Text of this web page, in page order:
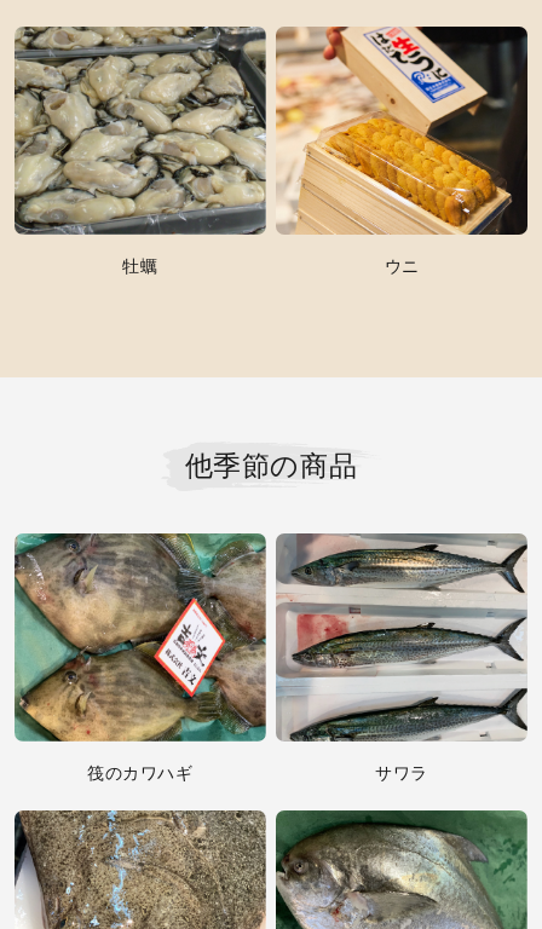
牡蠣 ウニ
他季節の商品
筏のカワハギ サワラ